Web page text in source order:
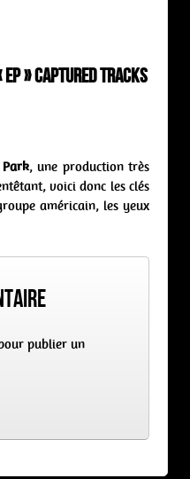
ep » Captured Tracks
, une production très
voici donc les clés
américain, les yeux
publier un